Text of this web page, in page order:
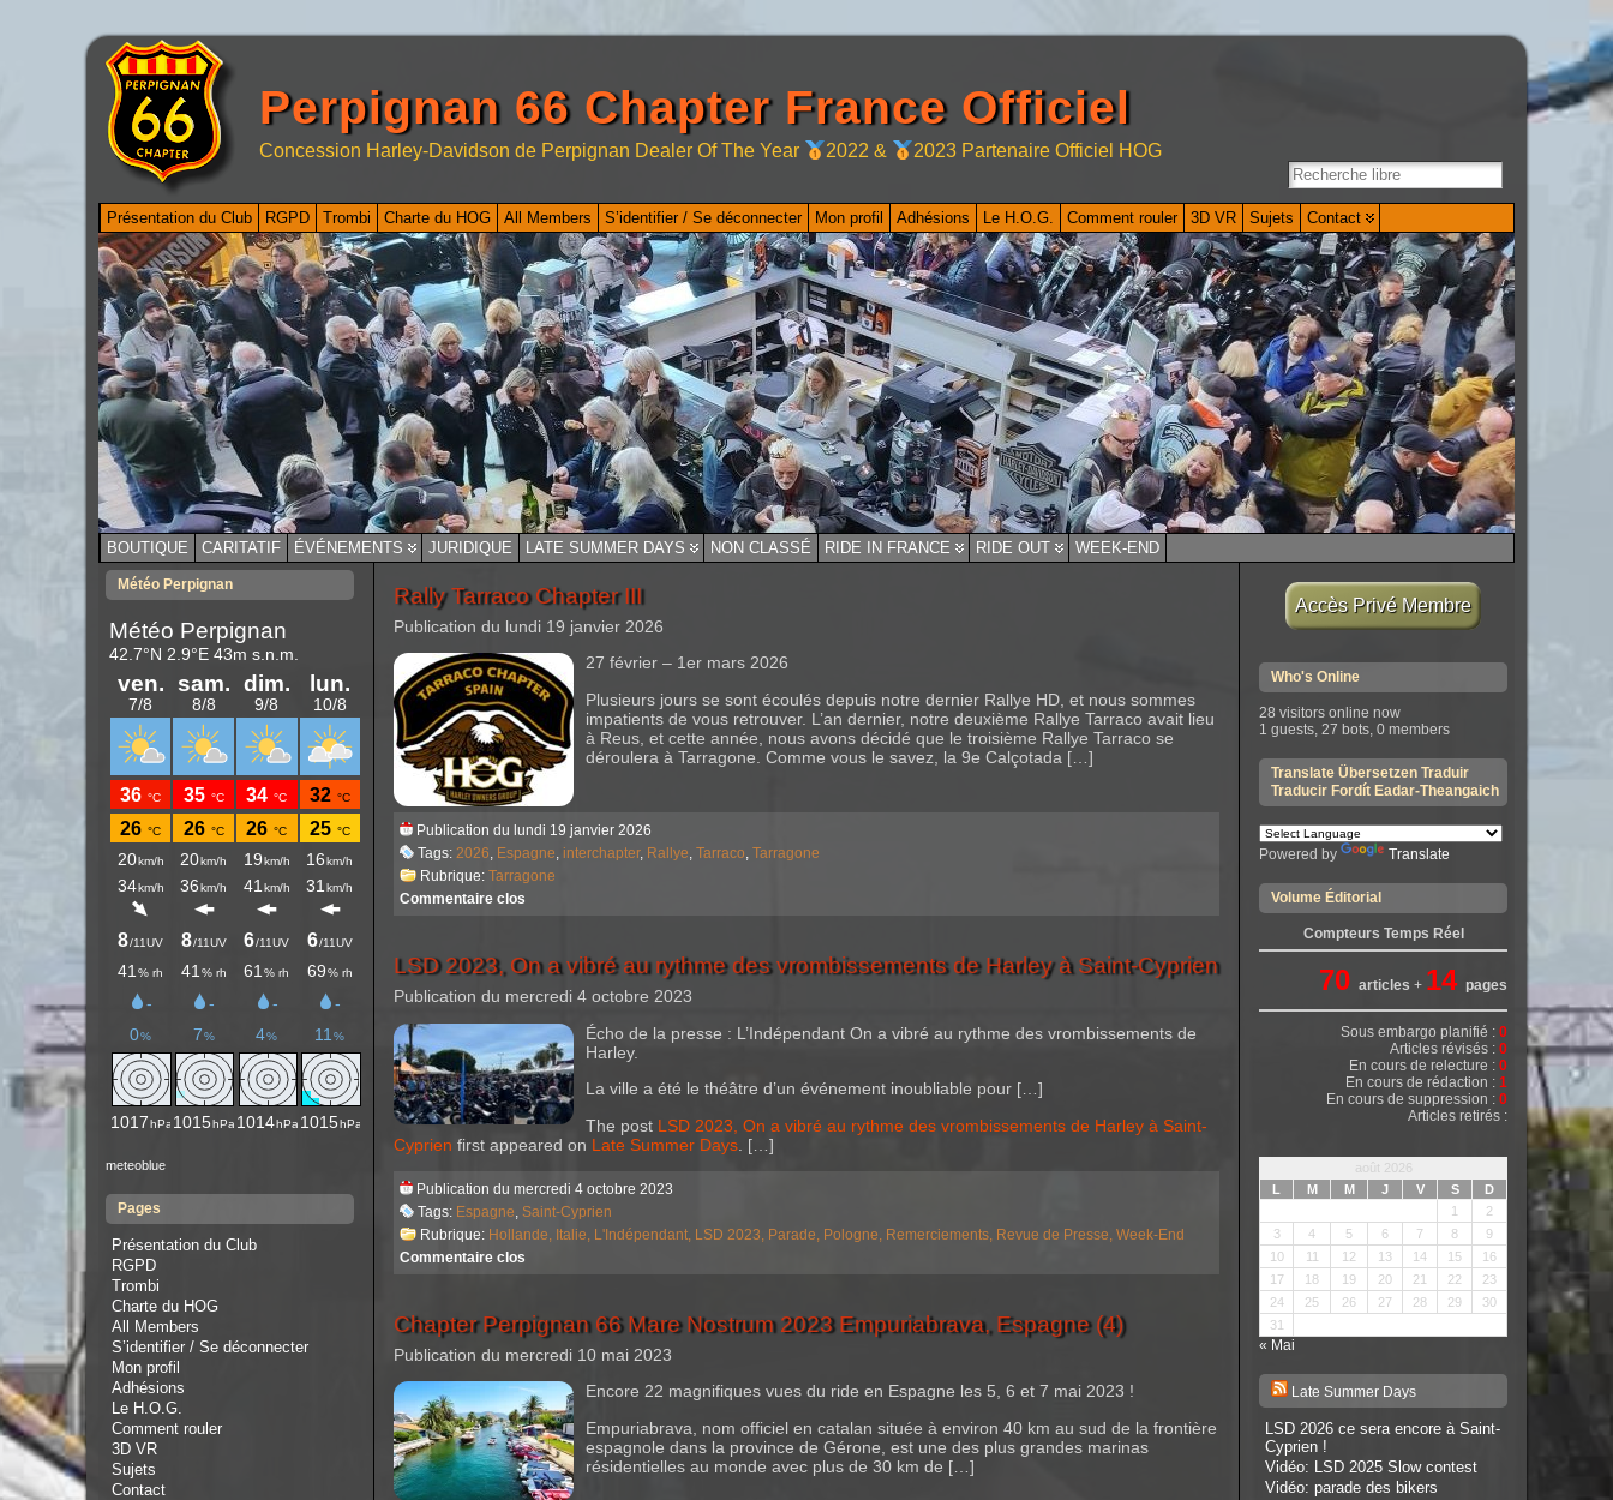
Perpignan 66 Chapter France Officiel
Concession Harley-Davidson de Perpignan Dealer Of The Year 2022 & 2023 Partenaire Officiel HOG
Présentation du Club RGPD Trombi Charte du HOG All Members S’identifier / Se déconnecter Mon profil Adhésions Le H.O.G. Comment rouler 3D VR Sujets Contact
BOUTIQUE CARITATIF ÉVÉNEMENTS JURIDIQUE LATE SUMMER DAYS NON CLASSÉ RIDE IN FRANCE RIDE OUT WEEK-END
Météo Perpignan
meteoblue
Pages
Présentation du Club
RGPD
Trombi
Charte du HOG
All Members
S’identifier / Se déconnecter
Mon profil
Adhésions
Le H.O.G.
Comment rouler
3D VR
Sujets
Contact
Rally Tarraco Chapter III
Publication du lundi 19 janvier 2026
27 février – 1er mars 2026
Plusieurs jours se sont écoulés depuis notre dernier Rallye HD, et nous sommes
impatients de vous retrouver. L’an dernier, notre deuxième Rallye Tarraco avait lieu
à Reus, et cette année, nous avons décidé que le troisième Rallye Tarraco se
déroulera à Tarragone. Comme vous le savez, la 9e Calçotada […]
Publication du lundi 19 janvier 2026
Tags: 2026, Espagne, interchapter, Rallye, Tarraco, Tarragone
Rubrique: Tarragone
Commentaire clos
LSD 2023, On a vibré au rythme des vrombissements de Harley à Saint-Cyprien
Publication du mercredi 4 octobre 2023
Écho de la presse : L’Indépendant On a vibré au rythme des vrombissements de
Harley.
La ville a été le théâtre d’un événement inoubliable pour […]
The post LSD 2023, On a vibré au rythme des vrombissements de Harley à Saint-
Cyprien first appeared on Late Summer Days . […]
Publication du mercredi 4 octobre 2023
Tags: Espagne, Saint-Cyprien
Rubrique: Hollande, Italie, L'Indépendant, LSD 2023, Parade, Pologne, Remerciements, Revue de Presse, Week-End
Commentaire clos
Chapter Perpignan 66 Mare Nostrum 2023 Empuriabrava, Espagne (4)
Publication du mercredi 10 mai 2023
Encore 22 magnifiques vues du ride en Espagne les 5, 6 et 7 mai 2023 !
Empuriabrava, nom officiel en catalan située à environ 40 km au sud de la frontière
espagnole dans la province de Gérone, est une des plus grandes marinas
résidentielles au monde avec plus de 30 km de […]
Accès Privé Membre
Who's Online
28 visitors online now
1 guests, 27 bots, 0 members
Translate Übersetzen Traduir
Traducir Fordít Eadar-Theangaich
Powered by Translate
Volume Éditorial
Compteurs Temps Réel
70 articles + 14 pages
Sous embargo planifié : 0
Articles révisés : 0
En cours de relecture : 0
En cours de rédaction : 1
En cours de suppression : 0
Articles retirés :
août 2026
L
M M J V S
D
1
2
3
4 5 6 7 8
9
10
11 12 13 14 15
16
17
18 19 20 21 22
23
24
25 26 27 28 29
30
31
« Mai
Late Summer Days
LSD 2026 ce sera encore à Saint-
Cyprien !
Vidéo: LSD 2025 Slow contest
Vidéo: parade des bikers